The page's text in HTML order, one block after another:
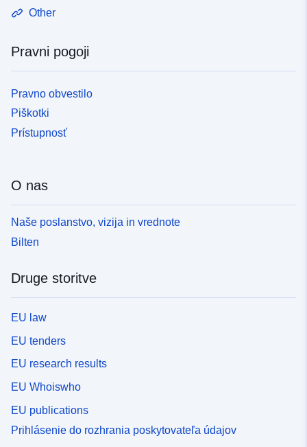
Other
Pravni pogoji
Pravno obvestilo
Piškotki
Prístupnosť
O nas
Naše poslanstvo, vizija in vrednote
Bilten
Druge storitve
EU law
EU tenders
EU research results
EU Whoiswho
EU publications
Prihlásenie do rozhrania poskytovateľa údajov